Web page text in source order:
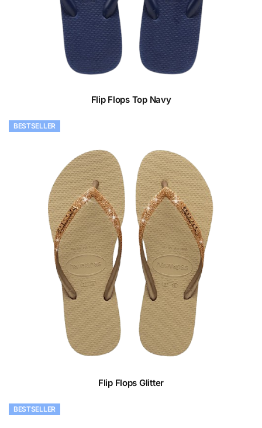
Flip Flops Top Navy
BESTSELLER
Flip Flops Glitter
BESTSELLER